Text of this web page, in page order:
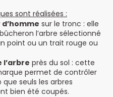
sont réalisées :
sur le tronc : elle
l’arbre sélectionné
point ou un trait rouge ou
l’arbre près du sol : cette
permet de contrôler
seuls les arbres
bien été coupés.